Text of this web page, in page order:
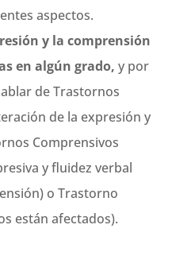
aspectos.
y la comprensión
en algún grado, y por
de Trastornos
de la expresión y
Comprensivos
y fluidez verbal
o Trastorno
están afectados).